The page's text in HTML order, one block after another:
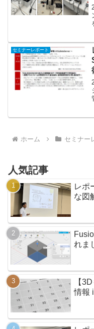
セミナーレポート
ホーム セミナー
人気記事
レポ
な図
れま
【
情報